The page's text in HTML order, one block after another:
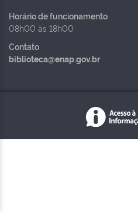
Horário de funcionamento
08h00 às 18h00
Contato
biblioteca@enap.gov.br